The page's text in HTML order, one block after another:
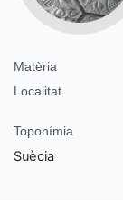
Matèria
Localitat
Toponímia
Suècia